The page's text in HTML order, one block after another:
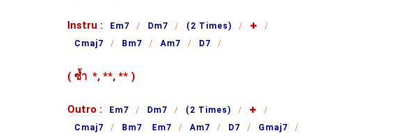
Instru : Em7 Dm7 (2 Times)
✚
Cmaj7
Bm7 Am7 D7
( ซ้ำ *, **, **)
Outro : Em7 Dm7 (2 Times)
✚
Cmaj7
Bm7 Em7 Am7 D7 Gmaj7